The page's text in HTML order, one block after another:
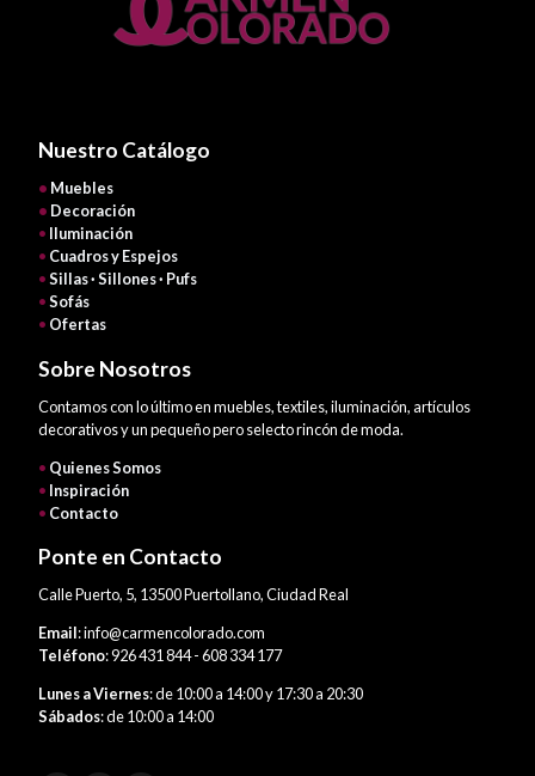
Nuestro Catálogo
• Muebles
• Decoración
• Iluminación
• Cuadros y Espejos
•Sillas · Sillones · Pufs
•Sofás
• Ofertas
Sobre Nosotros
Contamos con lo último en muebles, textiles, iluminación, artículos
decorativos y un pequeño pero selecto rincón de moda.
• Quienes Somos
• Inspiración
• Contacto
Ponte en Contacto
Calle Puerto, 5, 13500 Puertollano, Ciudad Real
Email: info@carmencolorado.com
Teléfono: 926 431 844 - 608 334 177
Lunes a Viernes: de 10:00 a 14:00 y 17:30 a 20:30
Sábados: de 10:00 a 14:00